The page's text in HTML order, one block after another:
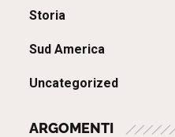
Storia
Sud America
Uncategorized
ARGOMENTI